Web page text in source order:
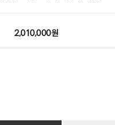
2,010,000원